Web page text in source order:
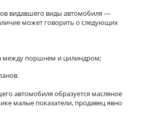
видавшего виды автомобиля —
может говорить о следующих
между поршнем и цилиндром;
автомобиля образуется масляное
малые показатели, продавец явно